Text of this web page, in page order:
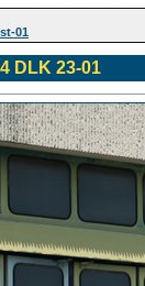
01
DLK 23-01